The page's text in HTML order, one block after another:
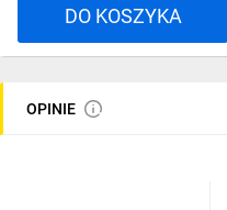
DO KOSZYKA
OPINIE